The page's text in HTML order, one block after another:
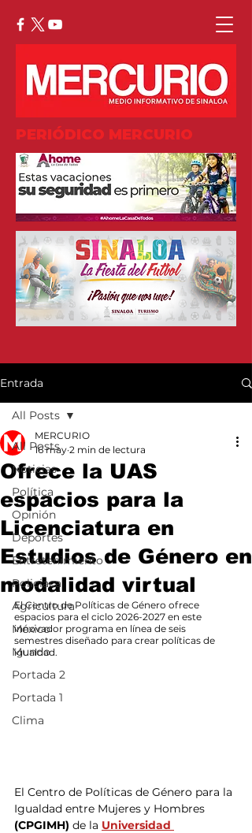
PERIÓDICO MERCURIO
Entrada
All Posts
Noticias
Política
Opinión
Deportes
Entretenimiento
Policiaca
Agricultura
México
Mundo
Portada 2
Portada 1
Clima
All Posts
Ofrece la UAS
espacios para la
Licenciatura en
Estudios de Género en
modalidad virtual
MERCURIO
16 may 2 min de lectura
El Centro de Políticas de Género ofrece
espacios para el ciclo 2026-2027 en este
innovador programa en línea de seis
semestres diseñado para crear políticas de
igualdad.
El Centro de Políticas de Género para la
Igualdad entre Mujeres y Hombres
(CPGIMH) de la Universidad